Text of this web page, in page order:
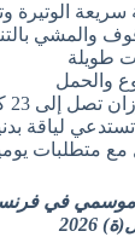
سريعة
والمشي
طويلة
والحمل
تصل إلى 23 كغ
لياقة
مع متطلبات
موسمي في